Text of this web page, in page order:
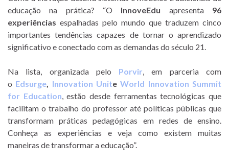
educação na prática? “O InnoveEdu apresenta 96
experiências espalhadas pelo mundo que traduzem cinco
importantes tendências capazes de tornar o aprendizado
significativo e conectado com as demandas do século 21.
Na lista, organizada pelo Porvir, em parceria com
o Edsurge, Innovation UniteWorld Innovation Summit
for Education, estão desde ferramentas tecnológicas que
facilitam o trabalho do professor até políticas públicas que
transformam práticas pedagógicas em redes de ensino.
Conheça as experiências e veja como existem muitas
maneiras de transformar a educação”.